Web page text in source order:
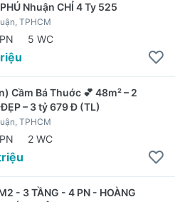
Nhuận CHỈ 4 Ty 525
TPHCM
5 WC
Cầm Bá Thuớc 💕 48m² – 2
ĐẸP – 3 tỷ 679 Đ (TL)
TPHCM
2 WC
- 3 TẦNG - 4 PN - HOÀNG